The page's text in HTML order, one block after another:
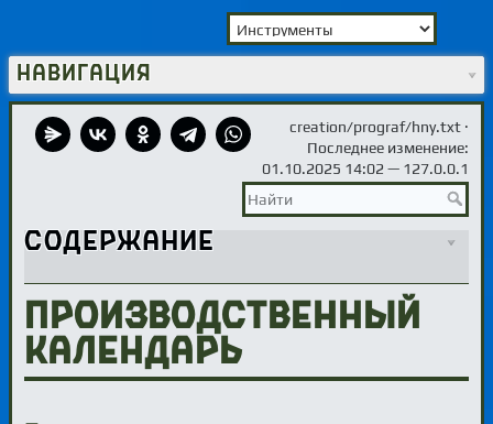
Навигация
creation/prograf/hny.txt·
Последнее изменение:
01.10.2025 14:02 — 127.0.0.1
Содержание
Производственный
календарь